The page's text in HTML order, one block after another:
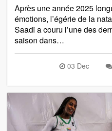
Après une année 2025
émotions, l’égérie de la
Saadi a couru l’une des
saison dans…
03 Dec